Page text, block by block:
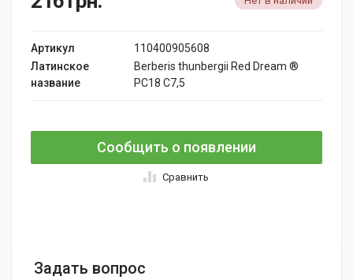
Артикул
110400905608
Латинское
название
Berberis thunbergii Red Dream ®
PC18 C7,5
Сообщить о появлении
Сравнить
Задать вопрос